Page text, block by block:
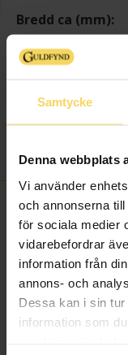
Samtycke
Denna webbplats
Vi använder
och annonserna
för sociala medier
vidarebefordrar
information från
annons- och
Dessa kan i sin
information som
Bredd ca (mm)
Varumärke
Ädelmetall
Sten/Pärla
Vikt ca (gram)
FINNS